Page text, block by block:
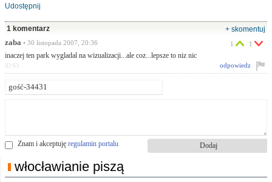
Udostępnij
1 komentarz
+ skomentuj
zaba • 30 listopada 2007, 20:36
inaczej ten park wygladal na wizualizacji...ale coz...lepsze to niz nic
1 1
odpowiedz
ID:63
Znam i akceptuję regulamin portalu
włocławianie piszą